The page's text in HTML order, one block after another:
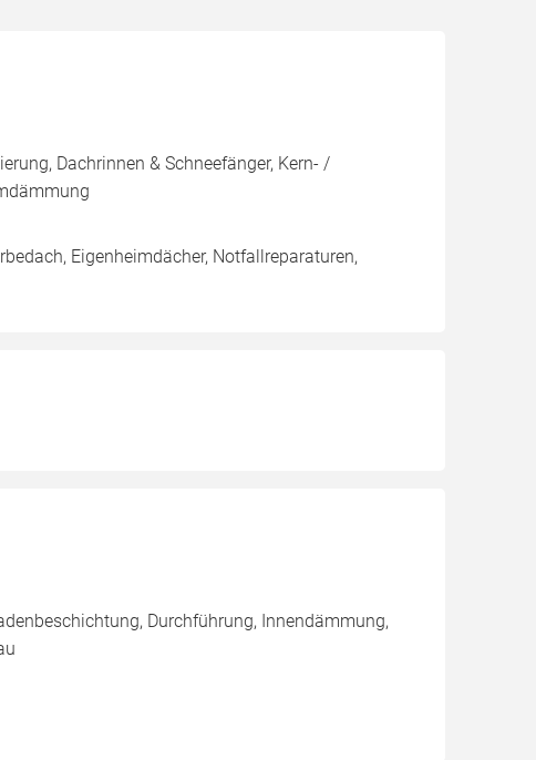
Dachrinnen & Schneefänger, Kern- /
Eigenheimdächer, Notfallreparaturen,
Durchführung, Innendämmung,